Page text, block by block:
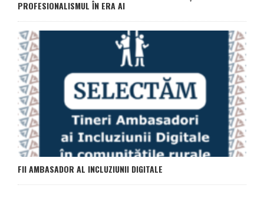
PROFESIONALISMUL ÎN ERA AI
FII AMBASADOR AL INCLUZIUNII DIGITALE